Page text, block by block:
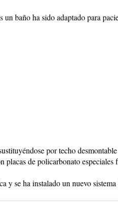
baño ha sido adaptado para
por techo
placas de policarbonato especiales
se ha instalado un nuevo